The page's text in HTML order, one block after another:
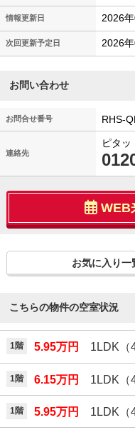
情報更新日 2026
次回更新予定日 2026
お問い合わせ
お問合せ番号 RHS-
連絡先
ピタ
WEB
お気に入り一
こちらの物件の空室状況
1階 5.95万円 1LDK（
1階 6.15万円 1LDK（
1階 5.95万円 1LDK（